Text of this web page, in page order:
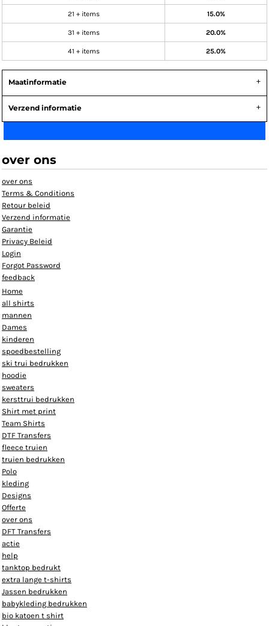
21 + items 15.0%
31 + items 20.0%
41 + items 25.0%
Maatinformatie
Verzend informatie
over ons
over ons
Terms & Conditions
Retour beleid
Verzend informatie
Garantie
Privacy Beleid
Login
Forgot Password
feedback
Home
all shirts
mannen
Dames
kinderen
spoedbestelling
ski trui bedrukken
hoodie
sweaters
kersttrui bedrukken
Shirt met print
Team Shirts
DTF Transfers
fleece truien
truien bedrukken
Polo
kleding
Designs
Offerte
over ons
DFT Transfers
actie
help
tanktop bedrukt
extra lange t-shirts
Jassen bedrukken
babykleding bedrukken
bio katoen t shirt